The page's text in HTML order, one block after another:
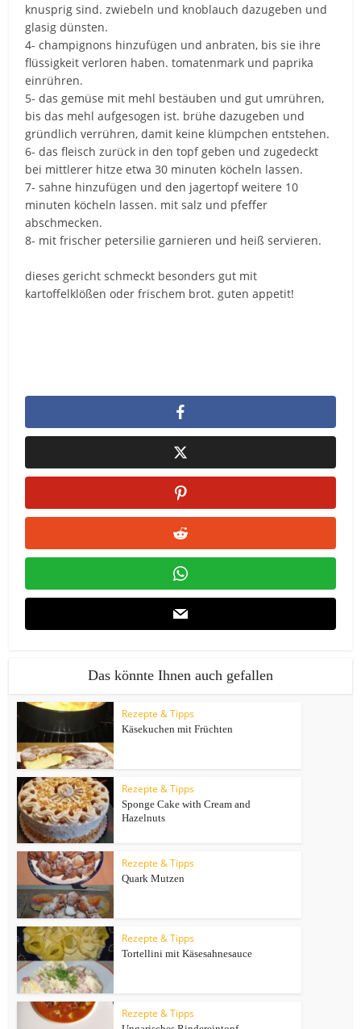
knusprig sind. zwiebeln und knoblauch dazugeben und
glasig dünsten.
4- champignons hinzufügen und anbraten, bis sie ihre
flüssigkeit verloren haben. tomatenmark und paprika
einrühren.
5- das gemüse mit mehl bestäuben und gut umrühren,
bis das mehl aufgesogen ist. brühe dazugeben und
gründlich verrühren, damit keine klümpchen entstehen.
6- das fleisch zurück in den topf geben und zugedeckt
bei mittlerer hitze etwa 30 minuten köcheln lassen.
7- sahne hinzufügen und den jagertopf weitere 10
minuten köcheln lassen. mit salz und pfeffer
abschmecken.
8- mit frischer petersilie garnieren und heiß servieren.
dieses gericht schmeckt besonders gut mit
kartoffelklößen oder frischem brot. guten appetit!
Das könnte Ihnen auch gefallen
Rezepte & Tipps
Käsekuchen mit Früchten
Rezepte & Tipps
Sponge Cake with Cream and
Hazelnuts
Rezepte & Tipps
Quark Mutzen
Rezepte & Tipps
Tortellini mit Käsesahnesauce
Rezepte & Tipps